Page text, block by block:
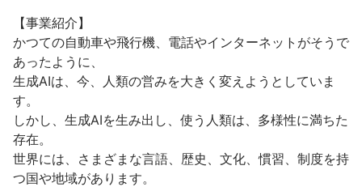
【事業紹介】
かつての自動車や飛行機、電話やインターネットがそうで
あったように、
生成AIは、今、人類の営みを大きく変えようとしていま
す。
しかし、生成AIを生み出し、使う人類は、多様性に満ちた
存在。
世界には、さまざまな言語、歴史、文化、慣習、制度を持
つ国や地域があります。